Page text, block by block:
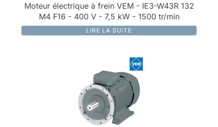
Moteur électrique à frein VEM - IE3-W43R 132
M4 F16 - 400 V - 7,5 kW - 1500 tr/min
LIRE LA SUITE